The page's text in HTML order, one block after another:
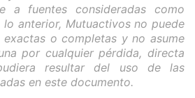
a fuentes consideradas como
anterior, Mutuactivos no puede
exactas o completas y no asume
por cualquier pérdida, directa
resultar del uso de las
en este documento.